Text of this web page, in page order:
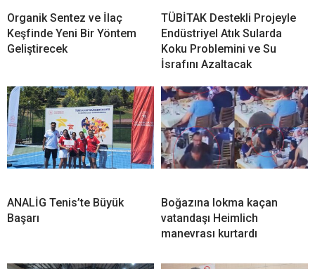
Organik Sentez ve İlaç
Keşfinde Yeni Bir Yöntem
Geliştirecek
TÜBİTAK Destekli Projeyle
Endüstriyel Atık Sularda
Koku Problemini ve Su
İsrafını Azaltacak
ANALİG Tenis’te Büyük
Başarı
Boğazına lokma kaçan
vatandaşı Heimlich
manevrası kurtardı